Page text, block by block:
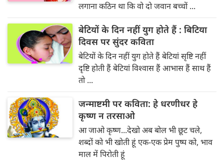
लगाना कठिन था कि वो दो जवान बच्चों ...
बेटियों के दिन नहीं युग होते हैं : बिटिया
दिवस पर सुंदर कविता
बेटियों के दिन नहीं युग होते हैं बेटियां सृष्टि नहीं
दृष्टि होती हैं बेटियां ‍विश्वास हैं आभास हैं साथ हैं
तो ...
जन्माष्टमी पर कविता: हे धरणीधर हे
कृष्ण न तरसाओ
आ जाओ कृष्ण...देखो अब बोल भी छूट चले,
शब्दों को भी खोती हूं एक-एक प्रेम पुष्प को, भाव
माल में पिरोती हूं